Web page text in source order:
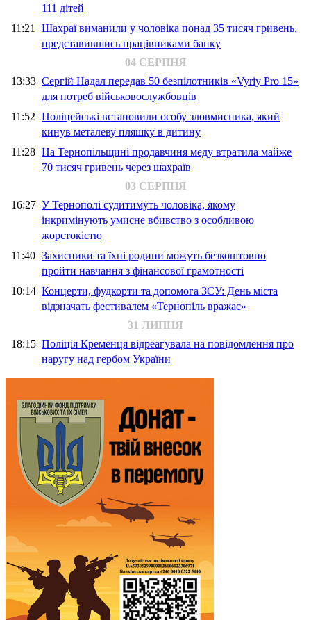
111 дітей
11:21 Шахраї виманили у чоловіка понад 35 тисяч гривень,
представившись працівниками банку
04 СЕРПНЯ
13:33 Сергій Надал передав 50 безпілотників «Vyriy Pro 15»
для потреб військовослужбовців
11:52 Поліцейські встановили особу зловмисника, який
кинув металеву пляшку в дитину
11:28 На Тернопільщині продавчиня меду втратила майже
70 тисяч гривень через шахраїв
03 СЕРПНЯ
16:27 У Тернополі судитимуть чоловіка, якому
інкримінують умисне вбивство з особливою
жорстокістю
11:40 Захисники та їхні родини можуть безкоштовно
пройти навчання з фінансової грамотності
10:14 Концерти, фудкорти та допомога ЗСУ: День міста
відзначать фестивалем «Тернопіль вражає»
31 ЛИПНЯ
18:15 Поліція Кременця відреагувала на повідомлення про
наругу над гербом України